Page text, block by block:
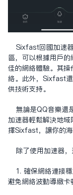
Sixfast回国加速
区，可以根据用户
佳的网络体验。其
络。此外，Sixfast
供技术支持。
无论是QQ音乐还
加速器轻松解决地
择Sixfast，让你的
除了使用加速器
1. 确保网络连接
避免网络波动导致卡